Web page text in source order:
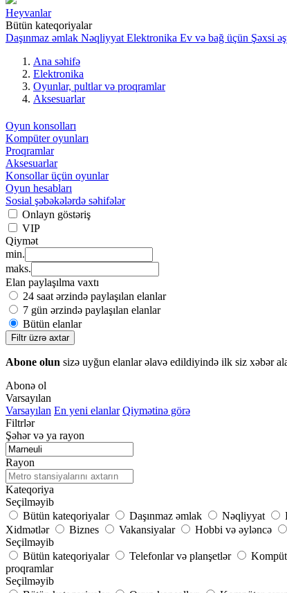
Heyvanlar
Bütün kateqoriyalar
Daşınmaz əmlak Nəqliyyat Elektronika Ev və bağ üçün Şəxsi
Ana səhifə
Elektronika
Oyunlar, pultlar və proqramlar
Aksesuarlar
Oyun konsolları
Kompüter oyunları
Proqramlar
Aksesuarlar
Konsollar üçün oyunlar
Oyun hesabları
Sosial şəbəkələrdə səhifələr
Onlayn göstəriş
VIP
Qiymət
min.
maks.
Elan paylaşılma vaxtı
24 saat ərzində paylaşılan elanlar
7 gün ərzində paylaşılan elanlar
Bütün elanlar
Filtr üzrə axtar
Abone olun sizə uyğun elanlar əlavə edildiyində ilk siz xəbər
Abonə ol
Varsayılan
Varsayılan En yeni elanlar Qiymətinə görə
Filtrlər
Şəhər və ya rayon
Rayon
Kateqoriya
Seçilməyib
Bütün kateqoriyalar
Daşınmaz əmlak Nəqliyyat
Xidmətlər
Biznes Vakansiyalar Hobbi və əyləncə
Seçilməyib
Bütün kateqoriyalar
Telefonlar və planşetlər
proqramlar
Seçilməyib